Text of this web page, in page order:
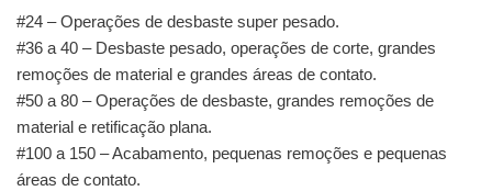
#24 – Operações de desbaste super pesado.
#36 a 40 – Desbaste pesado, operações de corte, grandes
remoções de material e grandes áreas de contato.
#50 a 80 – Operações de desbaste, grandes remoções de
material e retificação plana.
#100 a 150 – Acabamento, pequenas remoções e pequenas
áreas de contato.